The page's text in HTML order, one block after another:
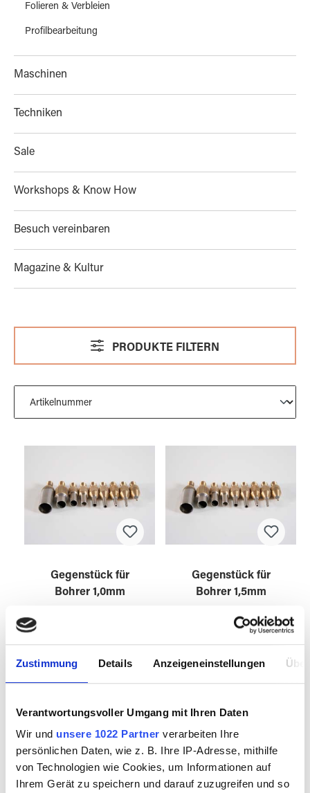
Zustimmung Details Anzeigeneinstellungen
Verantwortungsvoller Umgang mit Ihren Daten
Wir und unsere 1022 Partner verarbeiten Ihre
persönlichen Daten, wie z. B. Ihre IP-Adresse, mithilfe
von Technologien wie Cookies, um Informationen auf
Ihrem Gerät zu speichern und darauf zuzugreifen und so
Folieren & Verbleien
Profilbearbeitung
Maschinen
Techniken
Sale
Workshops & Know How
Besuch vereinbaren
Magazine & Kultur
PRODUKTE FILTERN
Gegenstück für
Bohrer 1,0mm
3027310
Gegenstück für
Bohrer 1,5mm
3027315